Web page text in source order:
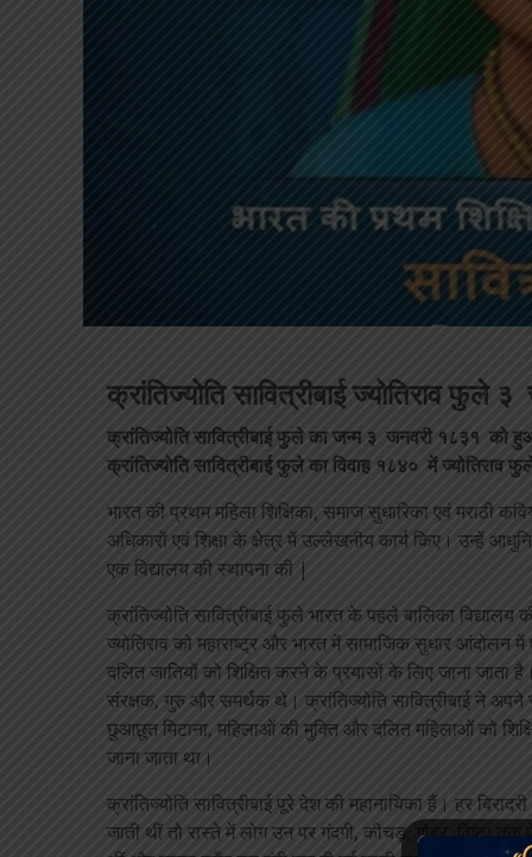
क्रांतिज्योति सावित्रीबाई ज्योतिराव
क्रांतिज्योति सावित्रीबाई फुले का जन्म ३ जनवरी १८३१ को
क्रांतिज्योति सावित्रीबाई फुले का विवाह १८४० में ज्योतिराव
भारत की प्रथम महिला शिक्षिका, समाज सुधारिका एवं मराठी
अधिकारों एवं शिक्षा के क्षेत्र में उल्लेखनीय कार्य किए। उन्हें
एक विद्यालय की स्थापना की |
क्रांतिज्योति सावित्रीबाई फुले भारत के पहले बालिका
ज्योतिराव को महाराष्ट्र और भारत में सामाजिक सुधार
दलित जातियों को शिक्षित करने के प्रयासों के लिए जाना जाता
संरक्षक, गुरु और समर्थक थे। क्रांतिज्योति सावित्रीबाई ने अपने
छुआछूत मिटाना, महिलाओं की मुक्ति और दलित महिलाओं को
जाना जाता था।
क्रांतिज्योति सावित्रीबाई पूरे देश की महानायिका हैं। हर
जाती थीं तो रास्ते में लोग उन पर गंदगी, कीचड़, गोबर, विष्ठा